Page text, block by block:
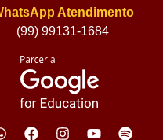
Atendimento
(99) 99131-1684